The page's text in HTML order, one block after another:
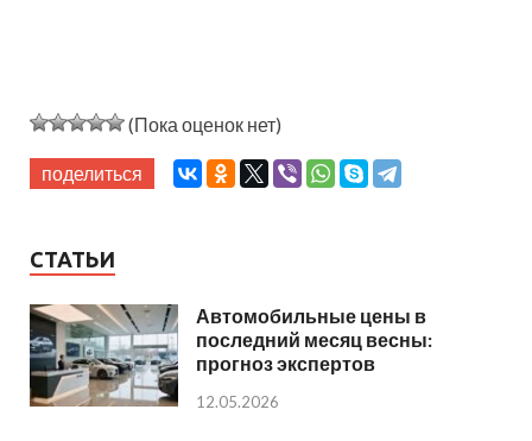
(Пока оценок нет)
поделиться
СТАТЬИ
Автомобильные цены в
последний месяц весны:
прогноз экспертов
12.05.2026